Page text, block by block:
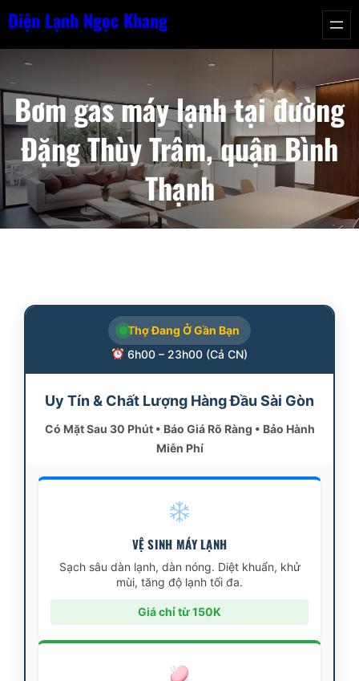
Chuyển
nội
dung
Điện Lạnh Ngọc Khang
Bơm gas máy lạnh tại đường
Đặng Thùy Trâm, quận Bình
Thạnh
Thợ Đang Ở Gần Bạn
6h00 – 23h00 (Cả CN)
Uy Tín & Chất Lượng Hàng Đầu Sài Gòn
Có Mặt Sau 30 Phút • Báo Giá Rõ Ràng • Bảo Hành
Miễn Phí
VỆ SINH MÁY LẠNH
Sạch sâu dàn lạnh, dàn nóng. Diệt khuẩn, khử
mùi, tăng độ lạnh tối đa.
Giá chỉ từ 150K